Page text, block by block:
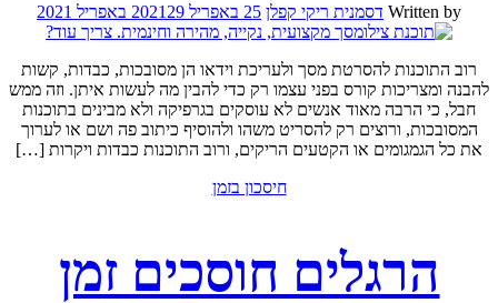
Written by דסמנית ריקי קפלן 25 באפריל 2021 29 באפריל 2021
רוב התוכנות להסרטת מסך ולעריכת וידאו הן מסובכות, כבדות, קשות
להבנה ומצריכות קורס בפני עצמו רק כדי להבין מה לעשות איתן. וזה ממש
חבל, כי הרבה מאוד אנשים לא עוסקים בגרפיקה ולא מבינים בתוכנות
המסובכות, ורוצים רק להסריט משהו ולהוסיף כיתוב פה ושם או לערוך
את כל הגמגומים או הקטעים הריקים, ורוב התוכנות כבדות ויקרות […]
חיסכון בזמן
הרגלים חוסכים זמן